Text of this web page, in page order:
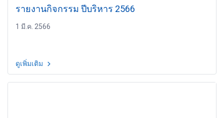
รายงานกิจกรรม ปีบริหาร 2566
1 มี.ค. 2566
ดูเพิ่มเติม